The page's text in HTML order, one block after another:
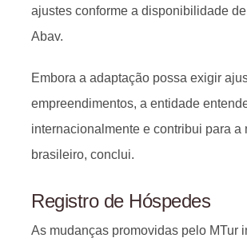
ajustes conforme a disponibilidade
Abav.
Embora a adaptação possa exigir
empreendimentos, a entidade
internacionalmente e contribui para
brasileiro, conclui.
Registro de Hóspedes
As mudanças promovidas pelo MTur